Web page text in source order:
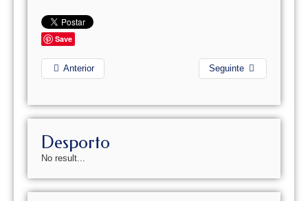
Save
Anterior Seguinte
Desporto
No result...